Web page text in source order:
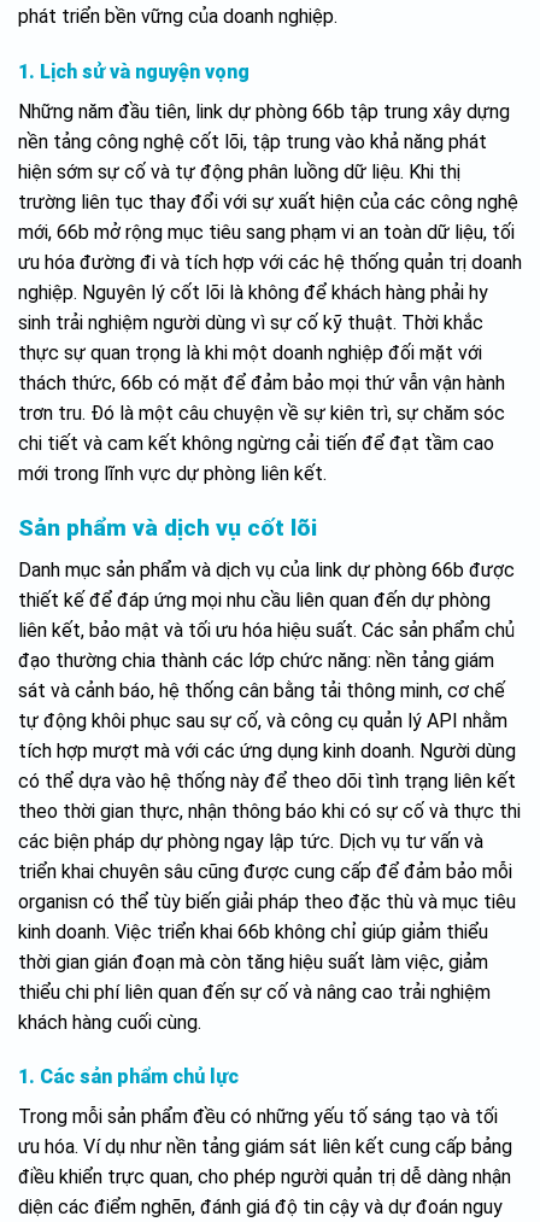
phát triển bền vững của doanh nghiệp.
1. Lịch sử và nguyện vọng
Những năm đầu tiên, link dự phòng 66b tập trung xây dựng
nền tảng công nghệ cốt lõi, tập trung vào khả năng phát
hiện sớm sự cố và tự động phân luồng dữ liệu. Khi thị
trường liên tục thay đổi với sự xuất hiện của các công nghệ
mới, 66b mở rộng mục tiêu sang phạm vi an toàn dữ liệu, tối
ưu hóa đường đi và tích hợp với các hệ thống quản trị doanh
nghiệp. Nguyên lý cốt lõi là không để khách hàng phải hy
sinh trải nghiệm người dùng vì sự cố kỹ thuật. Thời khắc
thực sự quan trọng là khi một doanh nghiệp đối mặt với
thách thức, 66b có mặt để đảm bảo mọi thứ vẫn vận hành
trơn tru. Đó là một câu chuyện về sự kiên trì, sự chăm sóc
chi tiết và cam kết không ngừng cải tiến để đạt tầm cao
mới trong lĩnh vực dự phòng liên kết.
Sản phẩm và dịch vụ cốt lõi
Danh mục sản phẩm và dịch vụ của link dự phòng 66b được
thiết kế để đáp ứng mọi nhu cầu liên quan đến dự phòng
liên kết, bảo mật và tối ưu hóa hiệu suất. Các sản phẩm chủ
đạo thường chia thành các lớp chức năng: nền tảng giám
sát và cảnh báo, hệ thống cân bằng tải thông minh, cơ chế
tự động khôi phục sau sự cố, và công cụ quản lý API nhằm
tích hợp mượt mà với các ứng dụng kinh doanh. Người dùng
có thể dựa vào hệ thống này để theo dõi tình trạng liên kết
theo thời gian thực, nhận thông báo khi có sự cố và thực thi
các biện pháp dự phòng ngay lập tức. Dịch vụ tư vấn và
triển khai chuyên sâu cũng được cung cấp để đảm bảo mỗi
organisn có thể tùy biến giải pháp theo đặc thù và mục tiêu
kinh doanh. Việc triển khai 66b không chỉ giúp giảm thiểu
thời gian gián đoạn mà còn tăng hiệu suất làm việc, giảm
thiểu chi phí liên quan đến sự cố và nâng cao trải nghiệm
khách hàng cuối cùng.
1. Các sản phẩm chủ lực
Trong mỗi sản phẩm đều có những yếu tố sáng tạo và tối
ưu hóa. Ví dụ như nền tảng giám sát liên kết cung cấp bảng
điều khiển trực quan, cho phép người quản trị dễ dàng nhận
diện các điểm nghẽn, đánh giá độ tin cậy và dự đoán nguy